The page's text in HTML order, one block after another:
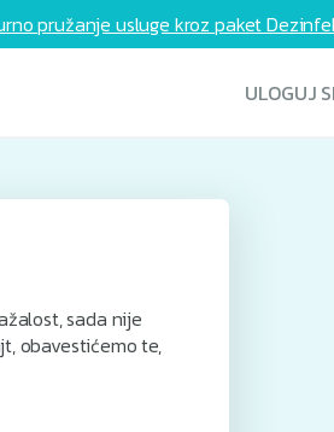
ULOGUJ
pružanje usluge kroz paket
sada nije
obavestićemo te,